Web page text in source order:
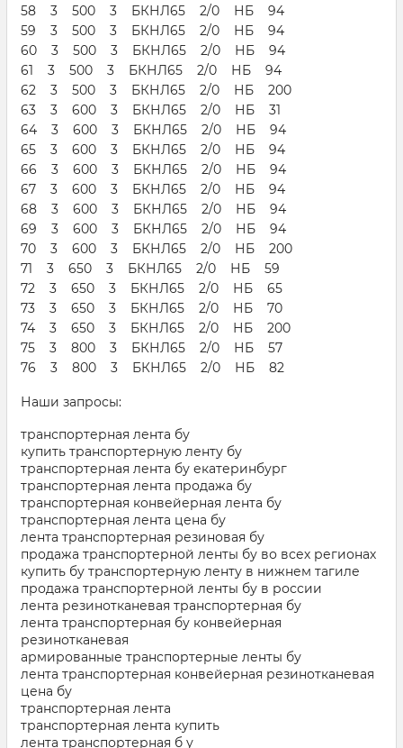
58 3 500 3 БКНЛ65 2/0 НБ 94
59 3 500 3 БКНЛ65 2/0 НБ 94
60 3 500 3 БКНЛ65 2/0 НБ 94
61 3 500 3 БКНЛ65 2/0 НБ 94
62 3 500 3 БКНЛ65 2/0 НБ 200
63 3 600 3 БКНЛ65 2/0 НБ 31
64 3 600 3 БКНЛ65 2/0 НБ 94
65 3 600 3 БКНЛ65 2/0 НБ 94
66 3 600 3 БКНЛ65 2/0 НБ 94
67 3 600 3 БКНЛ65 2/0 НБ 94
68 3 600 3 БКНЛ65 2/0 НБ 94
69 3 600 3 БКНЛ65 2/0 НБ 94
70 3 600 3 БКНЛ65 2/0 НБ 200
71 3 650 3 БКНЛ65 2/0 НБ 59
72 3 650 3 БКНЛ65 2/0 НБ 65
73 3 650 3 БКНЛ65 2/0 НБ 70
74 3 650 3 БКНЛ65 2/0 НБ 200
75 3 800 3 БКНЛ65 2/0 НБ 57
76 3 800 3 БКНЛ65 2/0 НБ 82
Наши запросы:
транспортерная лента бу
купить транспортерную ленту бу
транспортерная лента бу екатеринбург
транспортерная лента продажа бу
транспортерная конвейерная лента бу
транспортерная лента цена бу
лента транспортерная резиновая бу
продажа транспортерной ленты бу во всех регионах
купить бу транспортерную ленту в нижнем тагиле
продажа транспортерной ленты бу в россии
лента резинотканевая транспортерная бу
лента транспортерная бу конвейерная
резинотканевая
армированные транспортерные ленты бу
лента транспортерная конвейерная резинотканевая
цена бу
транспортерная лента
транспортерная лента купить
лента транспортерная б у